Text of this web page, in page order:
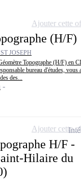
(H/F)
JOSEPH
Topographe (H/F) en
bureau d'études,
des...
Ajouter cette
H/F -
Hilaire du
Ajouter cette